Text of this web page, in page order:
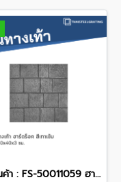
รหัสสินค้า : FS-50011059 ฮาร์ดร็อค สีเทาเข้ม 40 x 40 x 3 ซม.